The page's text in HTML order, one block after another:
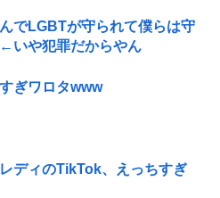
でLGBTが守られて僕らは守
いや犯罪だからやん
ぎワロタwww
ディのTikTok、えっちすぎ